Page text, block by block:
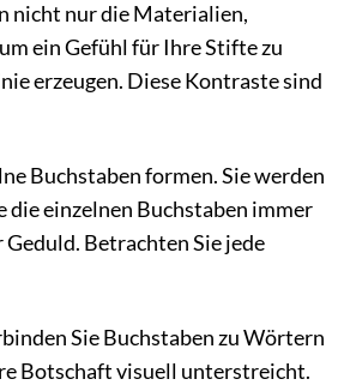
nicht nur die Materialien,
ein Gefühl für Ihre Stifte zu
erzeugen. Diese Kontraste sind
Buchstaben formen. Sie werden
die einzelnen Buchstaben immer
Betrachten Sie jede
Sie Buchstaben zu Wörtern
Botschaft visuell unterstreicht.